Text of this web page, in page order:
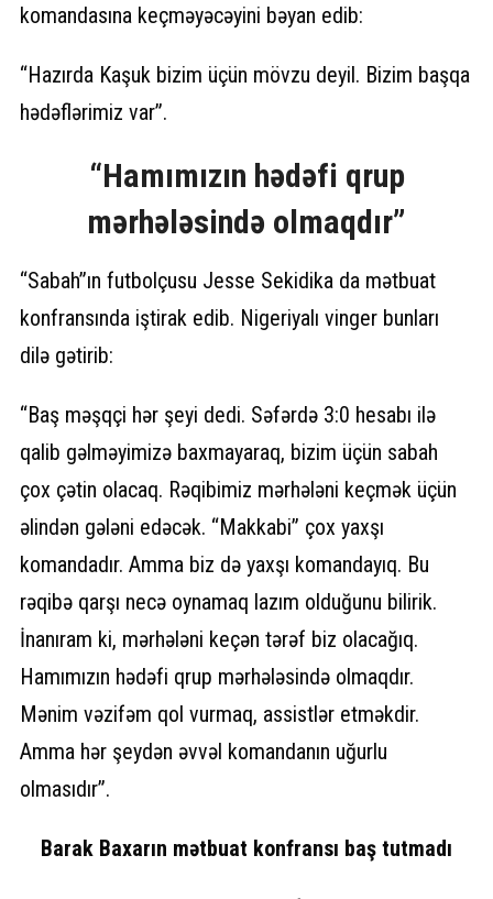
komandasına keçməyəcəyini bəyan edib:
“Hazırda Kaşuk bizim üçün mövzu deyil. Bizim başqa
hədəflərimiz var”.
“Hamımızın hədəfi qrup
mərhələsində olmaqdır”
“Sabah”ın futbolçusu Jesse Sekidika da mətbuat
konfransında iştirak edib. Nigeriyalı vinger bunları
dilə gətirib:
“Baş məşqçi hər şeyi dedi. Səfərdə 3:0 hesabı ilə
qalib gəlməyimizə baxmayaraq, bizim üçün sabah
çox çətin olacaq. Rəqibimiz mərhələni keçmək üçün
əlindən gələni edəcək. “Makkabi” çox yaxşı
komandadır. Amma biz də yaxşı komandayıq. Bu
rəqibə qarşı necə oynamaq lazım olduğunu bilirik.
İnanıram ki, mərhələni keçən tərəf biz olacağıq.
Hamımızın hədəfi qrup mərhələsində olmaqdır.
Mənim vəzifəm qol vurmaq, assistlər etməkdir.
Amma hər şeydən əvvəl komandanın uğurlu
olmasıdır”.
Barak Baxarın mətbuat konfransı baş tutmadı